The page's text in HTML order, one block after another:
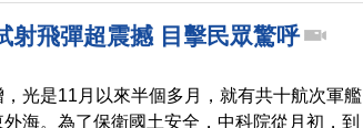
參與國際的力道，會比往年更強。
射飛彈超震撼 目擊民眾驚呼
光是11月以來半個多月，就有共十航次軍艦
海。為了保衛國土安全，中科院從月初，到